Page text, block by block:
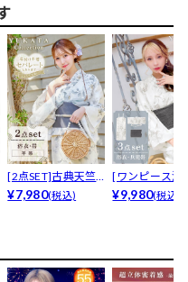
[2点SET]古典天竺
牡丹柄浴衣【YU...
¥7,980(税込)
[ワンピース浴
点SET][2w...
¥9,980(税込)